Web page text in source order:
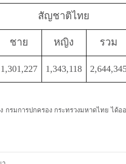
สัญชาติไทย
ชาย หญิง รวม
1,301,227 1,343,118
กรมการปกครอง กระทรวงมหาดไทย ได้